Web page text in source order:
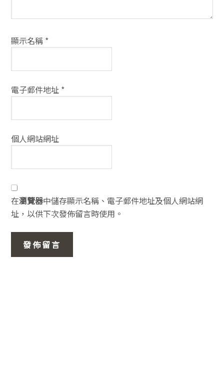
顯示名稱 *
電子郵件地址 *
個人網站網址
在瀏覽器中儲存顯示名稱、電子郵件地址及個人網站網
址，以供下次發佈留言時使用。